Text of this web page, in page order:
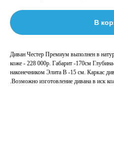
В
Диван Честер Премиум выполнен в
коже - 228 000р. Габарит -170см
наконечником Элита В -15 см. Каркас
.Возможно изготовление дивана в иск